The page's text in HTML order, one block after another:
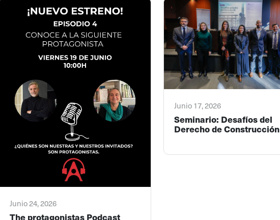
Junio 24, 2026
The protagonistas Podcast
Junio 17, 2026
Seminario: Desafíos del
Derecho de Construcción